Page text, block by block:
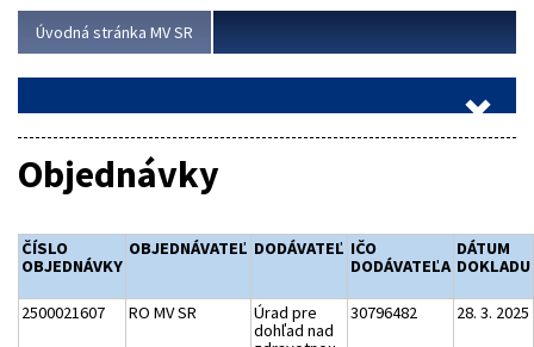
Úvodná stránka MV SR
Objednávky
ČÍSLO
OBJEDNÁVKY
OBJEDNÁVATEĽ DODÁVATEĽ IČO
DODÁVATEĽA
DÁTUM
DOKLADU
2500021607 RO MV SR
Úrad pre
dohľad nad
30796482 28. 3. 2025